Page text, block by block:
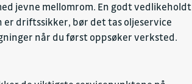
jevne mellomrom. En godt vedlikeholdt
er driftssikker, bør det tas oljeservice
når du først oppsøker verksted.